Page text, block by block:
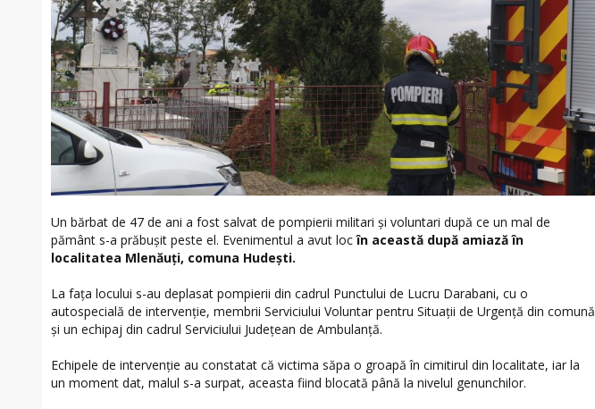
Un bărbat de 47 de ani a fost salvat de pompierii militari și voluntari după ce un mal de
pământ s-a prăbușit peste el. Evenimentul a avut locîn această după amiază în
localitatea Mlenăuți, comuna Hudești.
La fața locului s-au deplasat pompierii din cadrul Punctului de Lucru Darabani, cu o
autospecială de intervenție, membrii Serviciului Voluntar pentru Situații de Urgență din comună
și un echipaj din cadrul Serviciului Județean de Ambulanță.
Echipele de intervenție au constatat că victima săpa o groapă în cimitirul din localitate, iar la
un moment dat, malul s-a surpat, aceasta fiind blocată până la nivelul genunchilor.